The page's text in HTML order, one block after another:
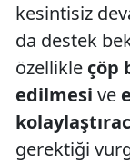
kesintisiz
da destek
özellikle çöp
edilmesi ve
gerektiği